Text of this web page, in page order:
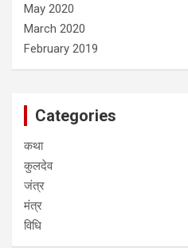
May 2020
March 2020
February 2019
Categories
कथा
कुलदेव
जंत्र
मंत्र
विधि